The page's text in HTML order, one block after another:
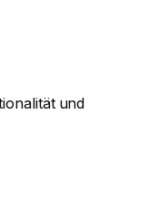
und